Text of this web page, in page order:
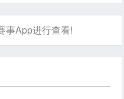
事App进行查看!